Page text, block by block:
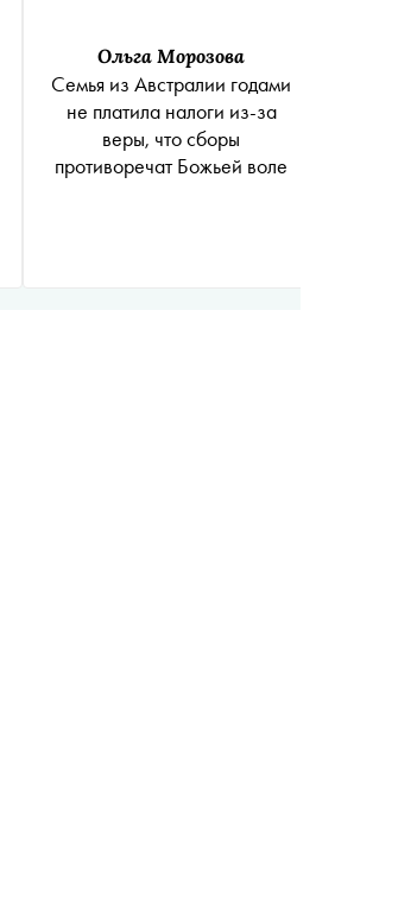
Ольга Морозова
Семья из Австралии годами
не платила налоги из-за
веры, что сборы
противоречат Божьей воле